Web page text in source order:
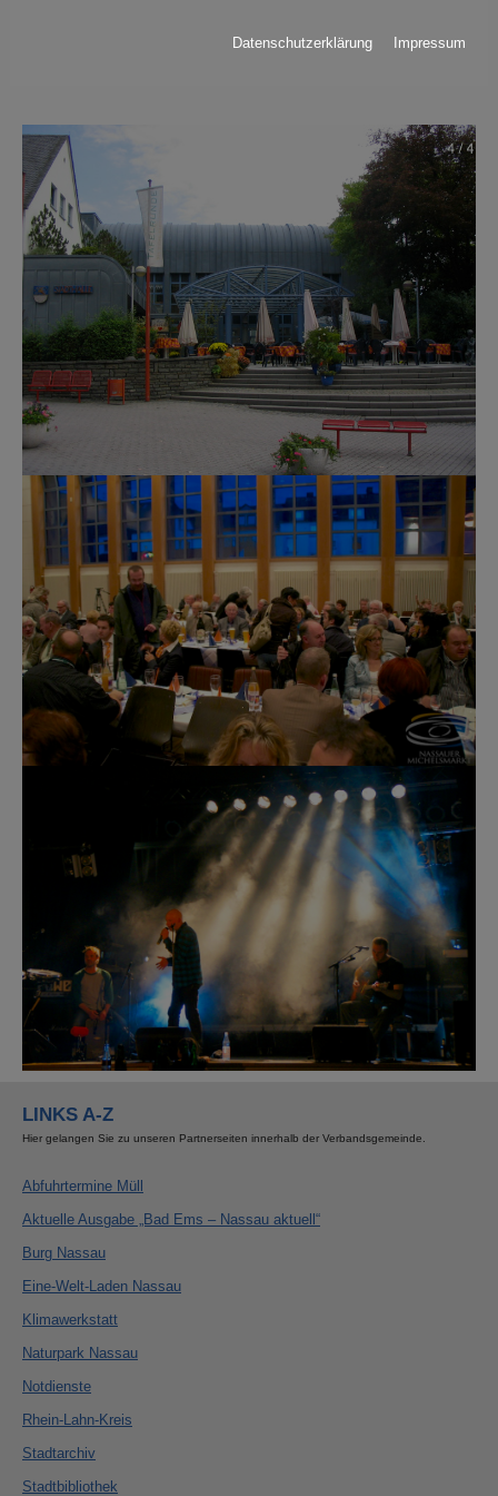
Datenschutzerklärung Impressum
Show larger version
Show larger version
LINKS A-Z
Hier gelangen Sie zu unseren Partnerseiten innerhalb der Verbandsgemeinde.
Abfuhrtermine Müll
Aktuelle Ausgabe „Bad Ems – Nassau aktuell“
Burg Nassau
Eine-Welt-Laden Nassau
Klimawerkstatt
Naturpark Nassau
Notdienste
Rhein-Lahn-Kreis
Stadtarchiv
Stadtbibliothek